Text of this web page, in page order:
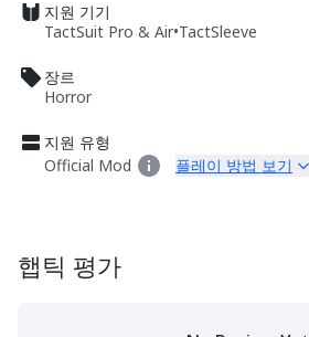
지원 기기
TactSuit Pro & Air•TactSleeve
장르
Horror
지원 유형
Official Mod
플레이 방법 보기
햅틱 평가